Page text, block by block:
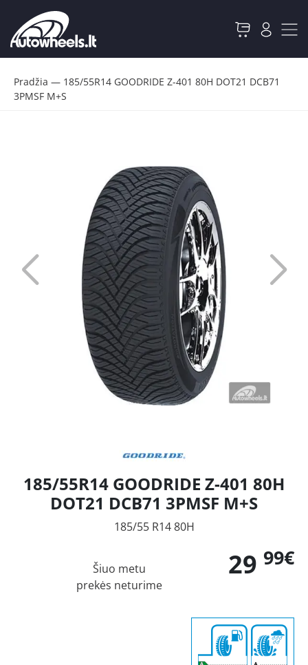
Pradžia — 185/55R14 GOODRIDE Z-401 80H DOT21 DCB71
3PMSF M+S
185/55R14 GOODRIDE Z-401 80H
DOT21 DCB71 3PMSF M+S
185/55 R14 80H
29 99€
Šiuo metu
prekės neturime